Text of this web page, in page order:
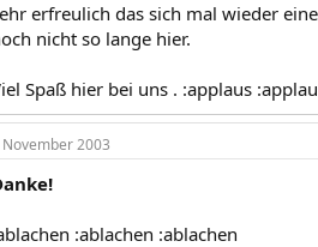
erfreulich das sich mal wieder
nicht so lange hier.
Spaß hier bei uns . :applaus
2003
:ablachen :ablachen